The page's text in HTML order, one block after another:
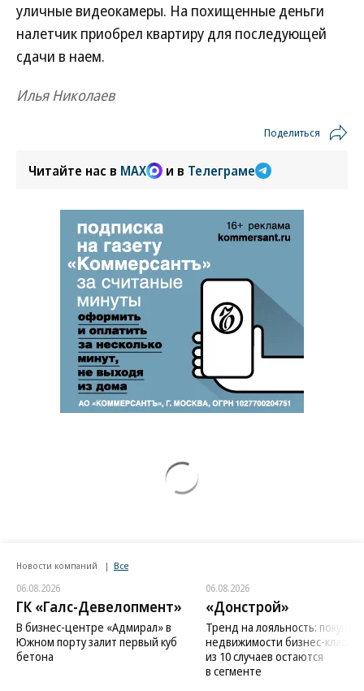
уличные видеокамеры. На похищенные деньги
налетчик приобрел квартиру для последующей
сдачи в наем.
Илья Николаев
Поделиться
Читайте нас в MAX и в Телеграме
Новости компаний Все
06.08.2026
ГК «Галс-Девелопмент»
В бизнес-центре «Адмирал» в
Южном порту залит первый куб
бетона
06.08.2026
«Донстрой»
Тренд на лояльность:
недвижимости бизнес-класса
из 10 случаев остаются
в сегменте